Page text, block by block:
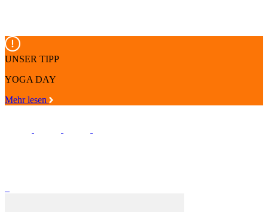
UNSER TIPP
YOGA DAY
Mehr lesen